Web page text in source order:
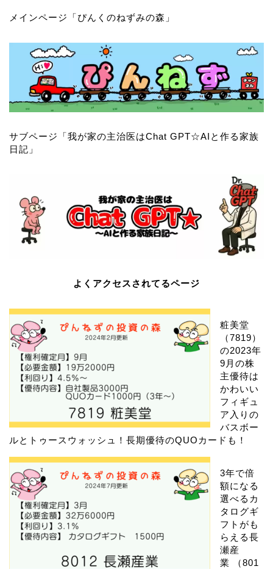
メインページ「ぴんくのねずみの森 」
サブページ「我が家の主治医はChat GPT☆AIと作る家族
日記 」
よくアクセスされてるページ
粧美堂
（7819）
の2023年
9月の株
主優待は
かわいい
フィギュ
ア入りの
バスボー
ルとトゥースウォッシュ！長期優待のQUOカードも！
3年で倍
額になる
選べるカ
タログギ
フトがも
らえる長
瀬産
業 （801